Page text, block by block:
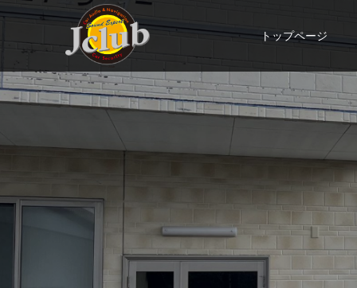
トップページ